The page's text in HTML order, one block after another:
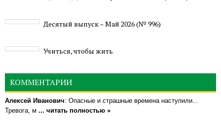
Деcятый выпуск – Май 2026 (№ 996)
Учиться, чтобы жить
КОММЕНТАРИИ
Алексей Иванович: Опасные и страшные времена наступили...
Тревога, м ... читать полностью »